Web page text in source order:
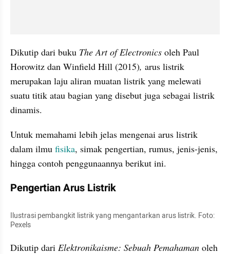
Dikutip dari buku The Art of Electronics oleh Paul
Horowitz dan Winfield Hill (2015), arus listrik
merupakan laju aliran muatan listrik yang melewati
suatu titik atau bagian yang disebut juga sebagai listrik
dinamis.
Untuk memahami lebih jelas mengenai arus listrik
dalam ilmu fisika, simak pengertian, rumus, jenis-jenis,
hingga contoh penggunaannya berikut ini.
Pengertian Arus Listrik
Ilustrasi pembangkit listrik yang mengantarkan arus listrik. Foto:
Pexels
Dikutip dari Elektronikaisme: Sebuah Pemahaman oleh